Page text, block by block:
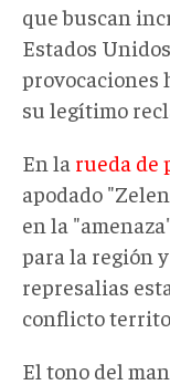
que buscan
Estados
provocaciones
su legítimo
En la rueda de
apodado
en la
para la región
represalias
conflicto
El tono del